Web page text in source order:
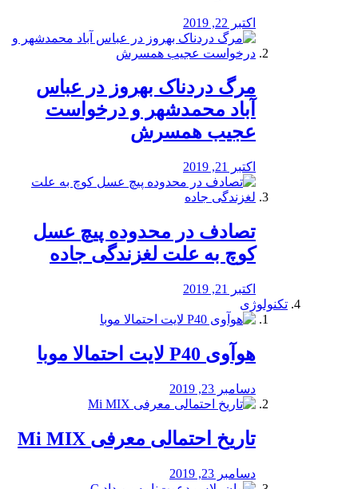
اکتبر 22, 2019
مرگ دردناک بهروز در عباس
آباد محمدشهر و درخواست
عجیب همسرش
اکتبر 21, 2019
تصادف در محدوده پیچ عسل
کوچ به علت لغزندگی جاده
اکتبر 21, 2019
تکنولوژی
هوآوی P40 لایت احتمالا موبا
دسامبر 23, 2019
تاریخ احتمالی معرفی Mi MIX
دسامبر 23, 2019